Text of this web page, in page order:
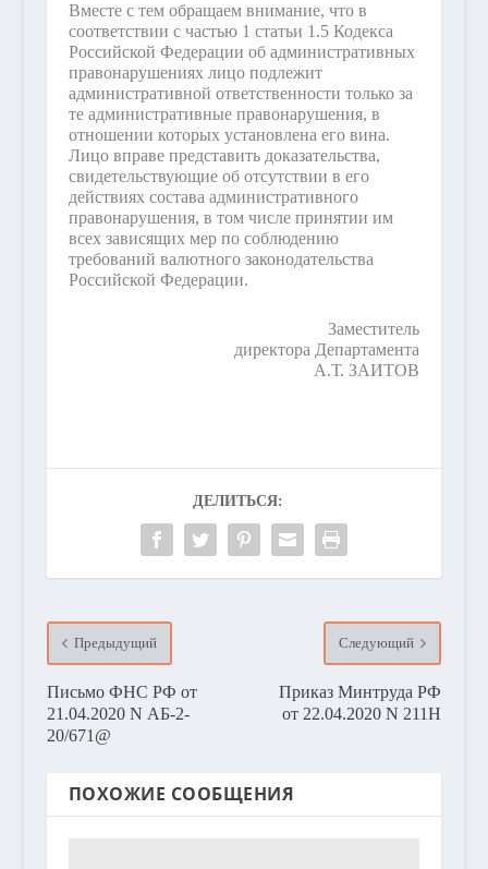
Вместе с тем обращаем внимание, что в
соответствии с частью 1 статьи 1.5 Кодекса
Российской Федерации об административных
правонарушениях лицо подлежит
административной ответственности только за
те административные правонарушения, в
отношении которых установлена его вина.
Лицо вправе представить доказательства,
свидетельствующие об отсутствии в его
действиях состава административного
правонарушения, в том числе принятии им
всех зависящих мер по соблюдению
требований валютного законодательства
Российской Федерации.
Заместитель
директора Департамента
А.Т. ЗАИТОВ
ДЕЛИТЬСЯ:
Предыдущий
Письмо ФНС РФ от
21.04.2020 N АБ-2-
20/671@
Следующий
Приказ Минтруда РФ
от 22.04.2020 N 211Н
ПОХОЖИЕ СООБЩЕНИЯ